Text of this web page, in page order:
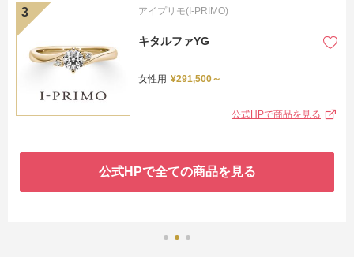
アイプリモ(I-PRIMO)
キタルファYG
女性用 ¥291,500～
公式HPで商品を見る
公式HPで全ての商品を見る